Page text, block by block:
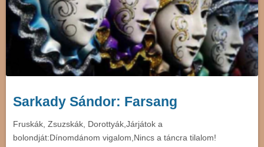
Sarkady Sándor: Farsang
Fruskák, Zsuzskák, Dorottyák,Járjátok a
bolondját:Dínomdánom vigalom,Nincs a táncra tilalom!